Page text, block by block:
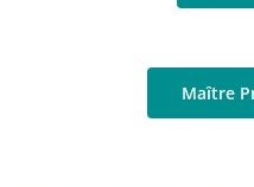
Maître